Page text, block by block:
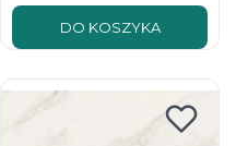
DO KOSZYKA